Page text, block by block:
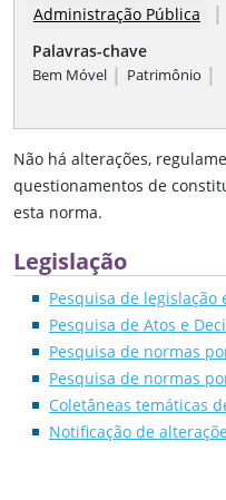
Administração Pública
|
Palavras-chave
Bem Móvel | Patrimônio |
Não há alterações,
questionamentos de
esta norma.
Legislação
Pesquisa de legislação
Pesquisa de Atos e
Pesquisa de normas
Pesquisa de normas
Coletâneas temáticas
Notificação de